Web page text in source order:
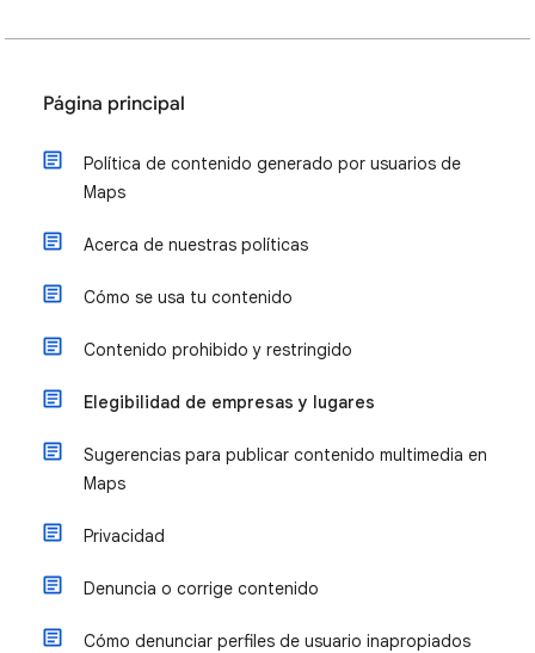
Página principal
Política de contenido generado por usuarios de
Maps
Acerca de nuestras políticas
Cómo se usa tu contenido
Contenido prohibido y restringido
Elegibilidad de empresas y lugares
Sugerencias para publicar contenido multimedia en
Maps
Privacidad
Denuncia o corrige contenido
Cómo denunciar perfiles de usuario inapropiados